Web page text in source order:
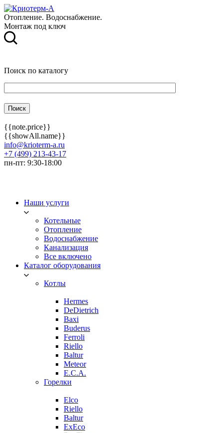
Отопление. Водоснабжение.
Монтаж под ключ
Поиск по каталогу
{{note.price}}
{{showAll.name}}
info@krioterm-a.ru
+7 (499) 213-43-17
пн-пт: 9:30-18:00
Наши услуги
Котельные
Отопление
Водоснабжение
Канализация
Все включено
Каталог оборудования
Котлы
Hermes
DeDietrich
Baxi
Buderus
Ferroli
Riello
Baltur
Meteor
E.C.A.
Горелки
Elco
Riello
Baltur
ExEco